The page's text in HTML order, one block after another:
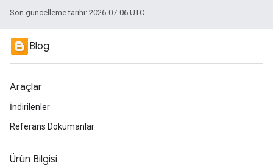
Son güncelleme tarihi: 2026-07-06 UTC.
Blog
Araçlar
İndirilenler
Referans Dokümanlar
Ürün Bilgisi